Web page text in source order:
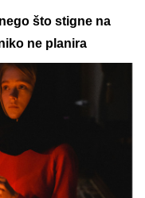
što stigne na
ne planira